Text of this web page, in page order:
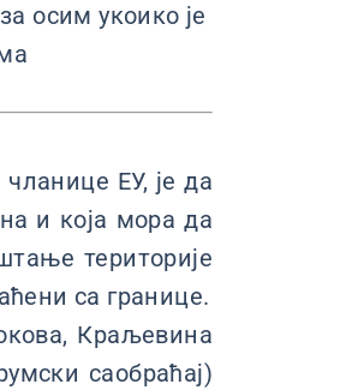
осим укоико је
ЕУ, је да
и која мора да
територије
са границе.
Краљевина
саобраћај)